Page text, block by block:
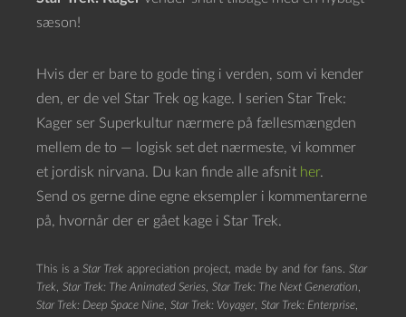
sæson!
Hvis der er bare to gode ting i verden, som vi kender
den, er de vel Star Trek og kage. I serien Star Trek:
Kager ser Superkultur nærmere på fællesmængden
mellem de to — logisk set det nærmeste, vi kommer
et jordisk nirvana. Du kan finde alle afsnit her.
Send os gerne dine egne eksempler i kommentarerne
på, hvornår der er gået kage i Star Trek.
This is a Star Trek appreciation project, made by and for fans. Star
Trek, Star Trek: The Animated Series, Star Trek: The Next Generation,
Star Trek: Deep Space Nine, Star Trek: Voyager, Star Trek: Enterprise,